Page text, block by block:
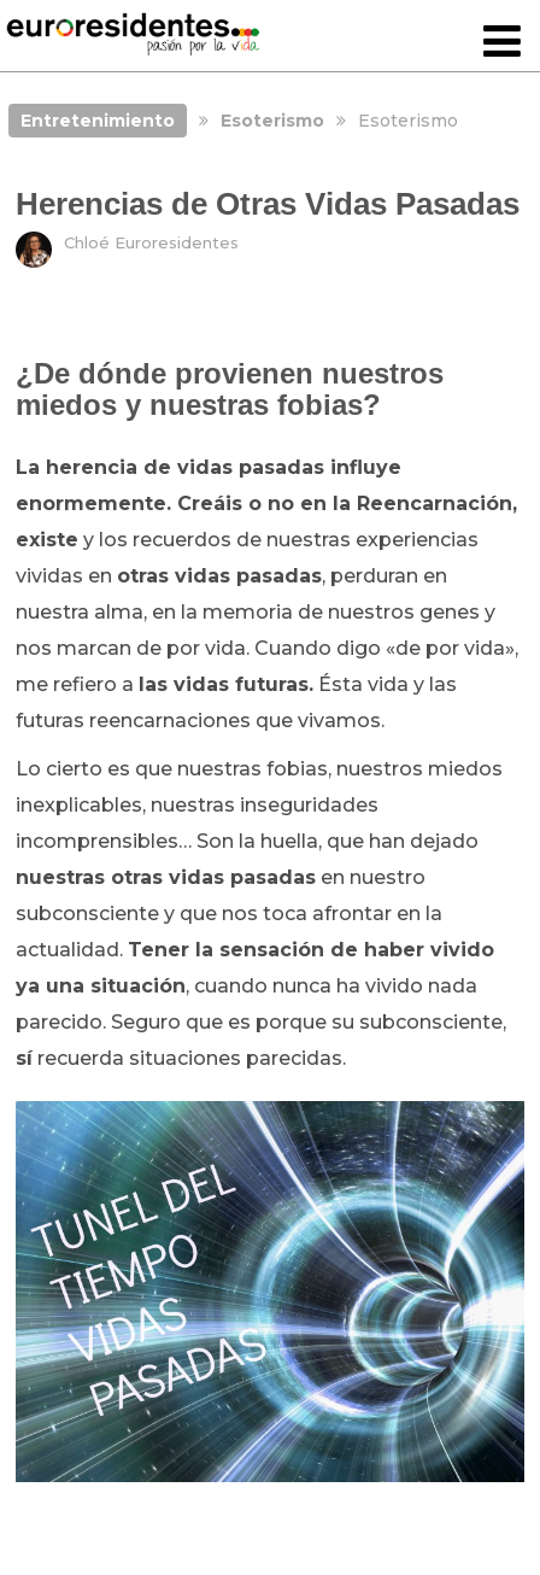
Entretenimiento Esoterismo Esoterismo
Herencias de Otras Vidas Pasadas
Chloé Euroresidentes
¿De dónde provienen nuestros
miedos y nuestras fobias?
La herencia de vidas pasadas influye
enormemente. Creáis o no en la Reencarnación,
existe y los recuerdos de nuestras experiencias
vividas en otras vidas pasadas, perduran en
nuestra alma, en la memoria de nuestros genes y
nos marcan de por vida. Cuando digo «de por vida»,
me refiero a las vidas futuras. Ésta vida y las
futuras reencarnaciones que vivamos.
Lo cierto es que nuestras fobias, nuestros miedos
inexplicables, nuestras inseguridades
incomprensibles… Son la huella, que han dejado
nuestras otras vidas pasadas en nuestro
subconsciente y que nos toca afrontar en la
actualidad. Tener la sensación de haber vivido
ya una situación, cuando nunca ha vivido nada
parecido. Seguro que es porque su subconsciente,
sírecuerda situaciones parecidas.